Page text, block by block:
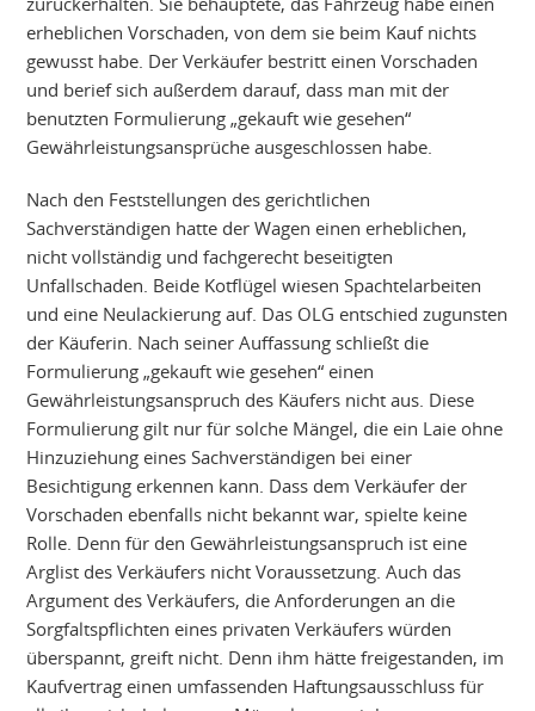
erheblichen Vorschaden, von dem sie beim Kauf nichts
gewusst habe. Der Verkäufer bestritt einen Vorschaden
und berief sich außerdem darauf, dass man mit der
benutzten Formulierung „gekauft wie gesehen“
Gewährleistungsansprüche ausgeschlossen habe.
Nach den Feststellungen des gerichtlichen
Sachverständigen hatte der Wagen einen erheblichen,
nicht vollständig und fachgerecht beseitigten
Unfallschaden. Beide Kotflügel wiesen Spachtelarbeiten
und eine Neulackierung auf. Das OLG entschied zugunsten
der Käuferin. Nach seiner Auffassung schließt die
Formulierung „gekauft wie gesehen“ einen
Gewährleistungsanspruch des Käufers nicht aus. Diese
Formulierung gilt nur für solche Mängel, die ein Laie ohne
Hinzuziehung eines Sachverständigen bei einer
Besichtigung erkennen kann. Dass dem Verkäufer der
Vorschaden ebenfalls nicht bekannt war, spielte keine
Rolle. Denn für den Gewährleistungsanspruch ist eine
Arglist des Verkäufers nicht Voraussetzung. Auch das
Argument des Verkäufers, die Anforderungen an die
Sorgfaltspflichten eines privaten Verkäufers würden
überspannt, greift nicht. Denn ihm hätte freigestanden, im
Kaufvertrag einen umfassenden Haftungsausschluss für